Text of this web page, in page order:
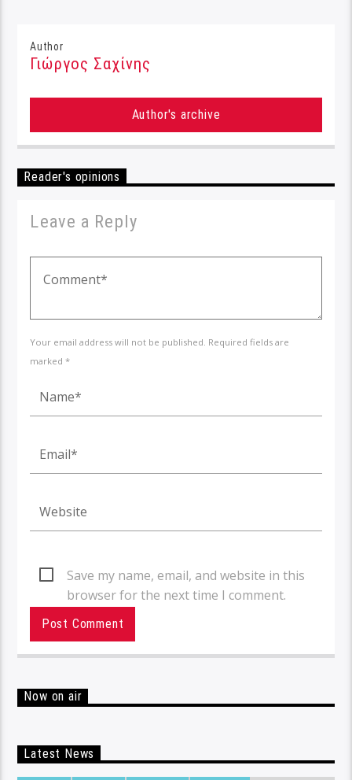
Author
Γιώργος Σαχίνης
Author's archive
Reader's opinions
Leave a Reply
Your email address will not be published. Required fields are
marked *
Save my name, email, and website in this
browser for the next time I comment.
Now on air
Latest News